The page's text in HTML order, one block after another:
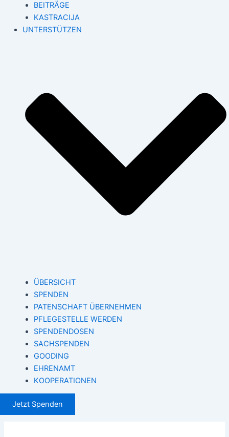
BEITRÄGE
KASTRACIJA
UNTERSTÜTZEN
ÜBERSICHT
SPENDEN
PATENSCHAFT ÜBERNEHMEN
PFLEGESTELLE WERDEN
SPENDENDOSEN
SACHSPENDEN
GOODING
EHRENAMT
KOOPERATIONEN
Jetzt Spenden